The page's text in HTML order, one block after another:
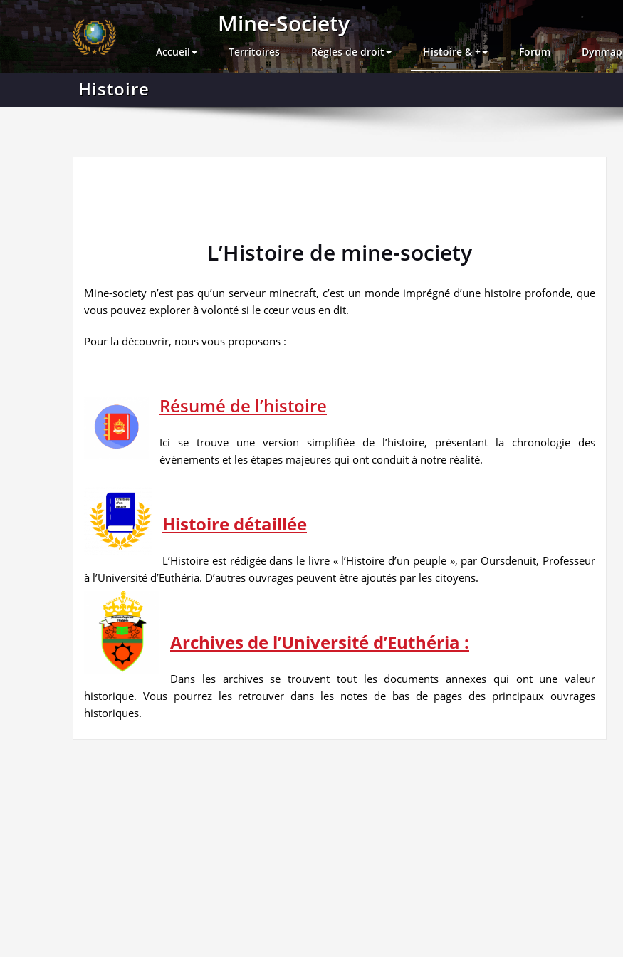
Skip
to
content
Mine-Society
Accueil Territoires Règles de droit Histoire & + Forum Dynmap
Histoire
L’Histoire de mine-society
Mine-society n’est pas qu’un serveur minecraft, c’est un monde imprégné d’une histoire profonde, que
vous pouvez explorer à volonté si le cœur vous en dit.
Pour la découvrir, nous vous proposons :
Résumé de l’histoire
Ici se trouve une version simplifiée de l’histoire, présentant la chronologie des
évènements et les étapes majeures qui ont conduit à notre réalité.
Histoire détaillée
L’Histoire est rédigée dans le livre « l’Histoire d’un peuple », par Oursdenuit, Professeur
à l’Université d’Euthéria. D’autres ouvrages peuvent être ajoutés par les citoyens.
Archives de l’Université d’Euthéria :
Dans les archives se trouvent tout les documents annexes qui ont une valeur
historique. Vous pourrez les retrouver dans les notes de bas de pages des principaux ouvrages
historiques.